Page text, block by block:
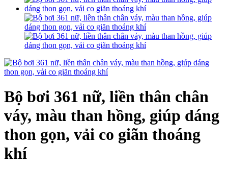
Bộ bơi 361 nữ, liền thân chân
váy, màu than hồng, giúp dáng
thon gọn, vải co giãn thoáng
khí